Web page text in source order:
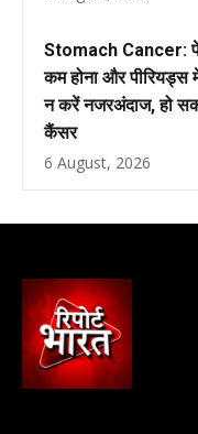
Stomach Cancer:
कम होना और पीरियड्स
न करें नजरअंदाज, हो
कैंसर
6 August, 2026